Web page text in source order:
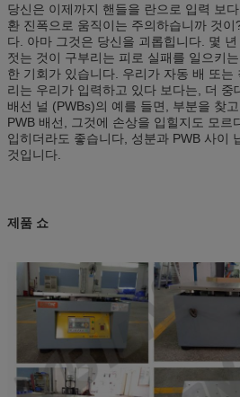
당신은 이제까지 핸들을 란으로 입력 보
환 진폭으로 움직이는 주의하습니까 것
다. 아마 그것은 당신을 괴롭힙니다. 몇
젓는 것이 구부리는 피로 실패를 일으키
한 기회가 있습니다. 우리가 자동 배 또는
리는 우리가 입력하고 있다 보다는, 더 중
배선 널 (PWBs)의 예를 들면, 부분을 찾
PWB 배선, 그것에 손상을 입힐지도 모르
입히더라도 좋습니다, 성분과 PWB 사이
것입니다.
제품 쇼